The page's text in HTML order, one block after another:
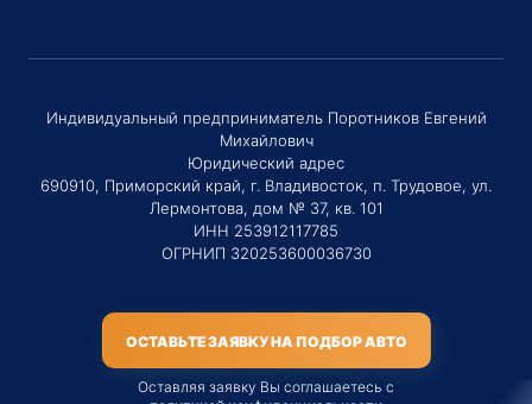
Индивидуальный предприниматель Поротников Евгений
Михайлович
Юридический адрес
690910, Приморский край, г. Владивосток, п. Трудовое, ул.
Лермонтова, дом № 37, кв. 101
ИНН 253912117785
ОГРНИП 320253600036730
ОСТАВЬТЕ ЗАЯВКУ НА ПОДБОР АВТО
Оставляя заявку Вы соглашаетесь с